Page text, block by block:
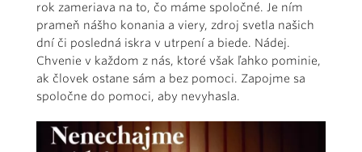
rok zameriava na to, čo máme spoločné. Je ním
prameň nášho konania a viery, zdroj svetla našich
dní či posledná iskra v utrpení a biede. Nádej.
Chvenie v každom z nás, ktoré však ľahko pominie,
ak človek ostane sám a bez pomoci. Zapojme sa
spoločne do pomoci, aby nevyhasla.